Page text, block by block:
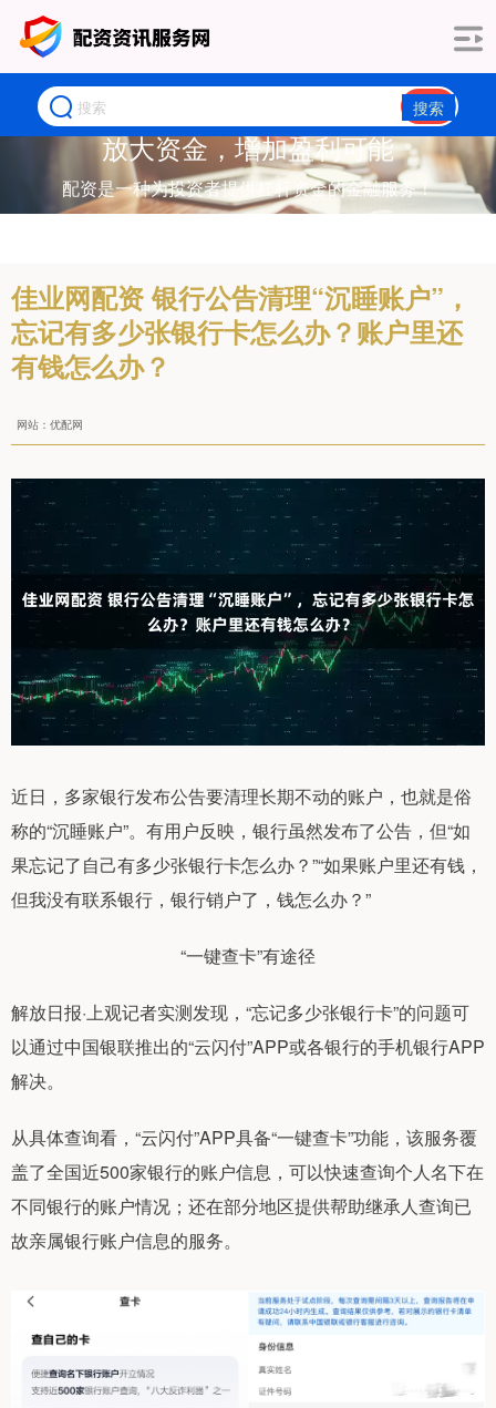
搜索
放大资金，增加盈利可能
配资是一种为投资者提供杠杆资金的金融服务！
佳业网配资 银行公告清理“沉睡账户”，
忘记有多少张银行卡怎么办？账户里还
有钱怎么办？
网站：优配网
近日，多家银行发布公告要清理长期不动的账户，也就是俗
称的“沉睡账户”。有用户反映，银行虽然发布了公告，但“如
果忘记了自己有多少张银行卡怎么办？”“如果账户里还有钱，
但我没有联系银行，银行销户了，钱怎么办？”
“一键查卡”有途径
解放日报·上观记者实测发现，“忘记多少张银行卡”的问题可
以通过中国银联推出的“云闪付”APP或各银行的手机银行APP
解决。
从具体查询看，“云闪付”APP具备“一键查卡”功能，该服务覆
盖了全国近500家银行的账户信息，可以快速查询个人名下在
不同银行的账户情况；还在部分地区提供帮助继承人查询已
故亲属银行账户信息的服务。